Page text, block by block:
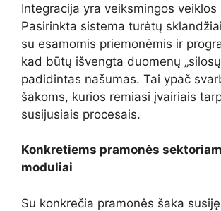
Integracija yra veiksmingos veiklos
Pasirinkta sistema turėtų
su esamomis priemonėmis ir
kad būtų išvengta duomenų
padidintas našumas. Tai ypač
šakoms, kurios remiasi įvairiais
susijusiais procesais.
Konkretiems pramonės
moduliai
Su konkrečia pramonės šaka